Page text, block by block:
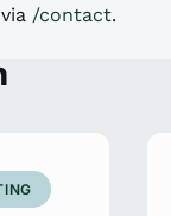
/contact.